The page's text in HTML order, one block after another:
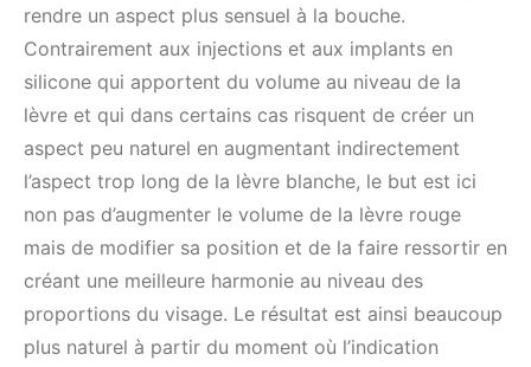
rendre un aspect plus sensuel à la bouche.
Contrairement aux injections et aux implants en
silicone qui apportent du volume au niveau de la
lèvre et qui dans certains cas risquent de créer un
aspect peu naturel en augmentant indirectement
l’aspect trop long de la lèvre blanche, le but est ici
non pas d’augmenter le volume de la lèvre rouge
mais de modifier sa position et de la faire ressortir en
créant une meilleure harmonie au niveau des
proportions du visage. Le résultat est ainsi beaucoup
plus naturel à partir du moment où l’indication